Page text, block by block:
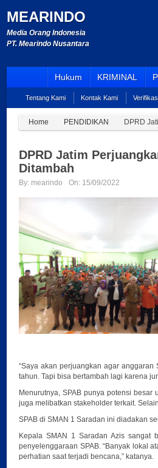
MEARINDO
Media Orang Indonesia
PT. Mearindo Nusantara
Hukum KRIMINAL
Tentang Kami Kontak Kami
Home PENDIDIKAN DPRD
DPRD Jatim
Ditambah
By: mearindo On: 15/09/2022
“Saya akan perjuangkan agar
tahun. Tapi bisa bertambah lagi karena
Menurutnya, SPAB punya potensi
juga melibatkan stakeholder terkait.
SPAB di SMAN 1 Saradan ini diadakan
Kepala SMAN 1 Saradan Azis sangat
penyelenggaraan SPAB. “Banyak lokal
perhatian saat terjadi bencana,” katanya.